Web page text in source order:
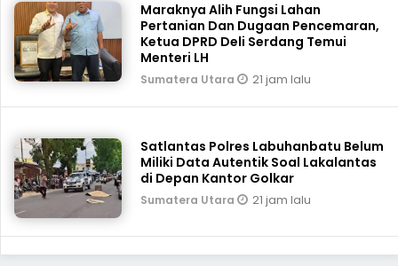
Maraknya Alih Fungsi Lahan
Pertanian Dan Dugaan Pencemaran,
Ketua DPRD Deli Serdang Temui
Menteri LH
Sumatera Utara 21 jam lalu
Satlantas Polres Labuhanbatu Belum
Miliki Data Autentik Soal Lakalantas
di Depan Kantor Golkar
Sumatera Utara 21 jam lalu